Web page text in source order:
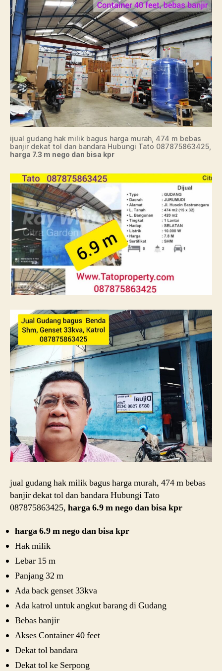
ijual gudang hak milik bagus harga murah, 474 m bebas
banjir dekat tol dan bandara Hubungi Tato 087875863425,
harga 7.3 m nego dan bisa kpr
jual gudang hak milik bagus harga murah, 474 m bebas
banjir dekat tol dan bandara Hubungi Tato
087875863425, harga 6.9 m nego dan bisa kpr
harga 6.9 m nego dan bisa kpr
Hak milik
Lebar 15 m
Panjang 32 m
Ada back genset 33kva
Ada katrol untuk angkut barang di Gudang
Bebas banjir
Akses Container 40 feet
Dekat tol bandara
Dekat tol ke Serpong